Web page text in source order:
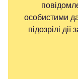
особистими
підозрілі